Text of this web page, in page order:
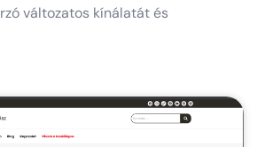
változatos kínálatát és